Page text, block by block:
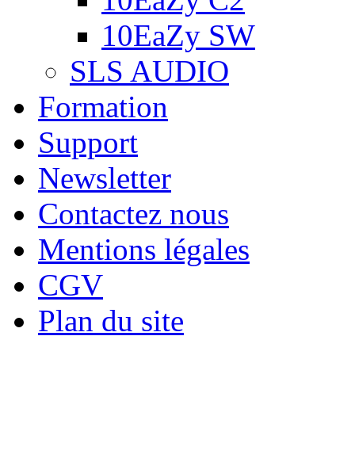
10EaZy SW
SLS AUDIO
Formation
Support
Newsletter
Contactez nous
Mentions légales
CGV
Plan du site